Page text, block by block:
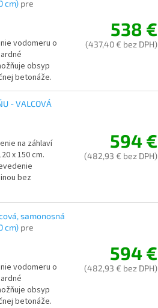
cm) pre
vodomeru o
obsyp
betonáže.
538 €
(437,40 € bez DPH)
- VALCOVÁ
na záhlaví
x 150 cm.
bez
594 €
(482,93 € bez DPH)
samonosná
cm) pre
vodomeru o
obsyp
betonáže.
594 €
(482,93 € bez DPH)